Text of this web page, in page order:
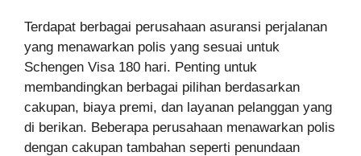
Terdapat berbagai perusahaan asuransi perjalanan
yang menawarkan polis yang sesuai untuk
Schengen Visa 180 hari. Penting untuk
membandingkan berbagai pilihan berdasarkan
cakupan, biaya premi, dan layanan pelanggan yang
di berikan. Beberapa perusahaan menawarkan polis
dengan cakupan tambahan seperti penundaan